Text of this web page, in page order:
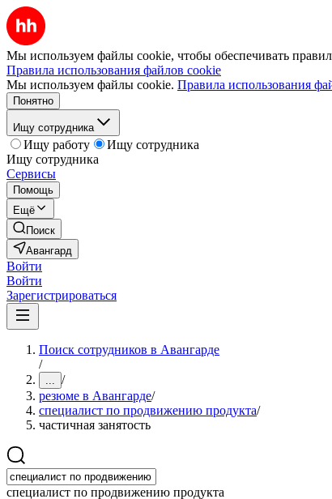
Мы используем файлы cookie, чтобы обеспечивать
Правила использования файлов cookie
Мы используем файлы cookie. Правила использования
Понятно
Ищу сотрудника
Ищу работу
Ищу сотрудника
Ищу сотрудника
Сервисы
Помощь
Ещё
Поиск
Авангард
Войти
Войти
Зарегистрироваться
Поиск сотрудников в Авангарде
/
... /
резюме в Авангарде/
специалист по продвижению продукта/
частичная занятость
специалист по продвижению продукта